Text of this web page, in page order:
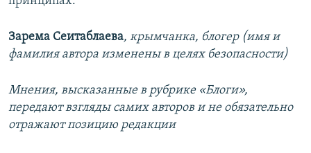
Зарема Сеитаблаева, крымчанка, блогер (имя и
фамилия автора изменены в целях безопасности)
Мнения, высказанные в рубрике «Блоги»,
передают взгляды самих авторов и не обязательно
отражают позицию редакции